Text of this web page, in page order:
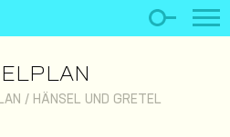
/ HÄNSEL UND GRETEL